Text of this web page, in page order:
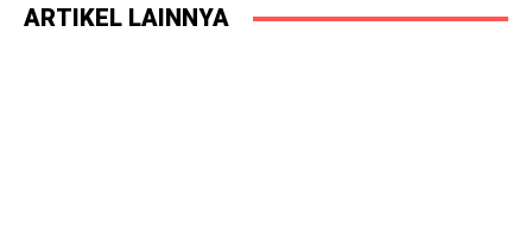
Menonton.id
03:09
ARTIKEL LAINNYA